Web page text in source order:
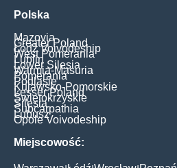
Polska
Mazovia
Greater Poland
Łódź Voivodeship
West Pomerania
Lublin
Lower Silesia
Warmia-Masuria
Pomerania
Podlasie
Kujawsko-Pomorskie
Lesser Poland
Świętokrzyskie
Silesia
Subcarpathia
Lubusz
Opole Voivodeship
Miejscowość: